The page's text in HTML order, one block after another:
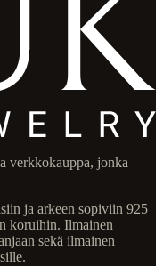
verkkokauppa, jonka
ja arkeen sopiviin 925
koruihin. Ilmainen
sekä ilmainen